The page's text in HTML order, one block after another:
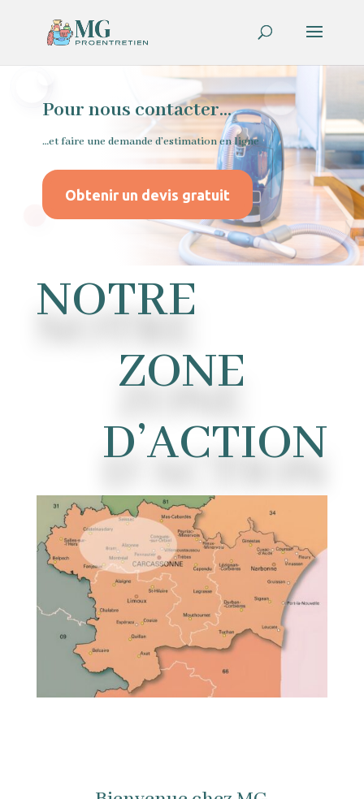
Pour nous contacter...
…et faire une demande d’estimation en ligne
Obtenir un devis gratuit
NOTRE
ZONE
D’ACTION